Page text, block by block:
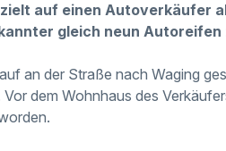
auf einen Autoverkäufer
gleich neun
an der Straße nach Waging
dem Wohnhaus des